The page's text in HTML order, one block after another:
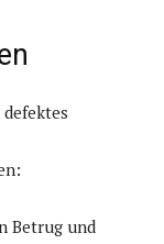
Betrug und